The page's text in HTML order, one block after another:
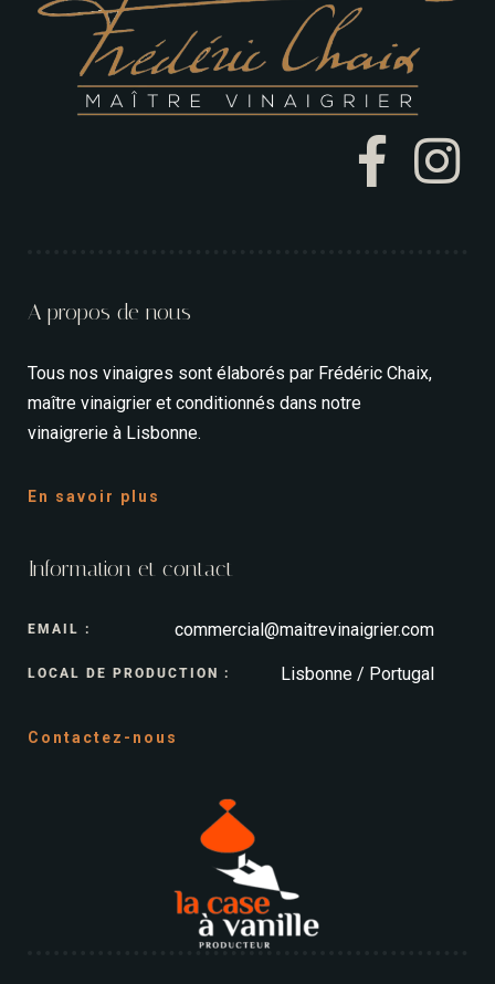
A propos de nous
Tous nos vinaigres sont élaborés par Frédéric Chaix,
maître vinaigrier et conditionnés dans notre
vinaigrerie à Lisbonne.
En savoir plus
Information et contact
EMAIL : commercial@maitrevinaigrier.com
LOCAL DE PRODUCTION : Lisbonne / Portugal
Contactez-nous